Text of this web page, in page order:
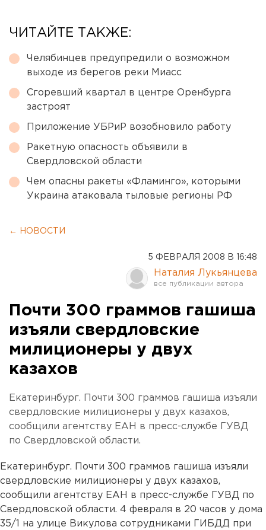
ЧИТАЙТЕ ТАКЖЕ:
Челябинцев предупредили о возможном
выходе из берегов реки Миасс
Сгоревший квартал в центре Оренбурга
застроят
Приложение УБРиР возобновило работу
Ракетную опасность объявили в
Свердловской области
Чем опасны ракеты «Фламинго», которыми
Украина атаковала тыловые регионы РФ
← НОВОСТИ
5 ФЕВРАЛЯ 2008 В 16:48
Наталия Лукьянцева
Почти 300 граммов гашиша
изъяли свердловские
милиционеры у двух
казахов
Екатеринбург. Почти 300 граммов гашиша изъяли
свердловские милиционеры у двух казахов,
сообщили агентству ЕАН в пресс-службе ГУВД
по Свердловской области.
Екатеринбург. Почти 300 граммов гашиша изъяли
свердловские милиционеры у двух казахов,
сообщили агентству ЕАН в пресс-службе ГУВД по
Свердловской области. 4 февраля в 20 часов у дома
35/1 на улице Викулова сотрудниками ГИБДД при